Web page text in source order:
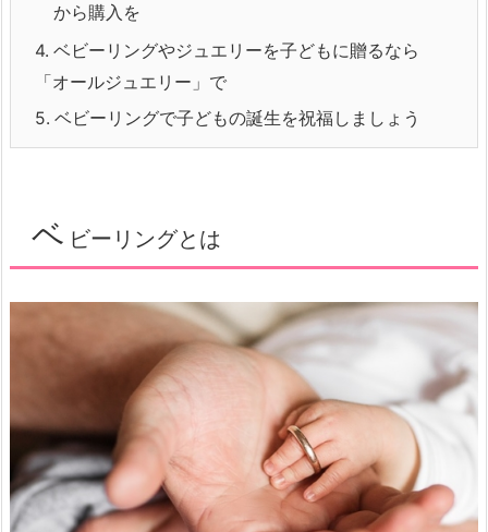
から購入を
4. ベビーリングやジュエリーを子どもに贈るなら
「オールジュエリー」で
5. ベビーリングで子どもの誕生を祝福しましょう
ベ ビーリングとは